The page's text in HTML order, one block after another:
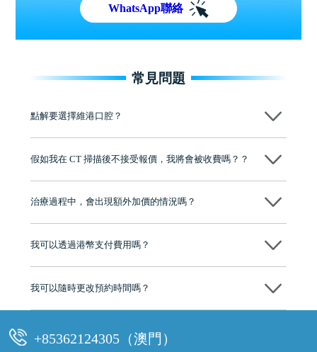
WhatsApp聯絡
常見問題
點解要選擇維港口腔？
牌」、「2025香港企業領袖品牌」，是諾貝爾種植系統全球放心植牙中
至今已服務超過三十個國家和地區的顧客，受到粵港澳大灣區及周邊城
市市民極高的口碑評價及信任推薦 珠海、深圳設有八大分院，香港亦設
有咨詢及服務保障中心，有任何問題都可以隨時預約免費咨詢，讓人十
假如我在 CT 掃描後不接受報價，我將會被收費嗎？？
治療過程中，會出現額外加價的情況嗎？
我可以透過港幣支付費用嗎？
我可以隨時更改預約時間嗎？
+85362124305（澳門）